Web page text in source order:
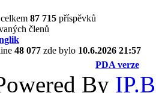
87 715 příspěvků
členů
48 077 zde bylo 10.6.2026 21:57
PDA verze
By